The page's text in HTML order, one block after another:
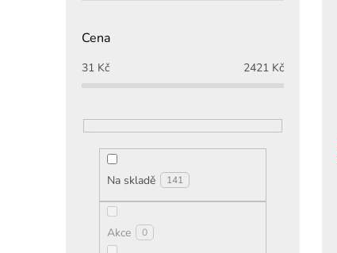
Cena
31 Kč 2421 Kč
Na skladě 141
Akce 0